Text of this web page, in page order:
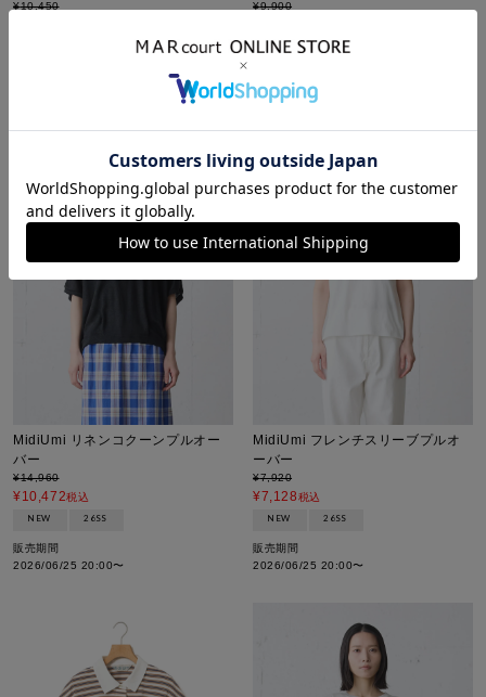
¥10,450
summer special
¥9,900
NEW 26SS
2026/06/25 20:00
MidiUmi リネンコクーンプルオー
バー
¥14,960
¥10,472税込
NEW 26SS
販売期間
2026/06/25 20:00〜
MidiUmi フレンチスリーブプルオ
ーバー
¥7,920
¥7,128税込
NEW 26SS
販売期間
2026/06/25 20:00〜